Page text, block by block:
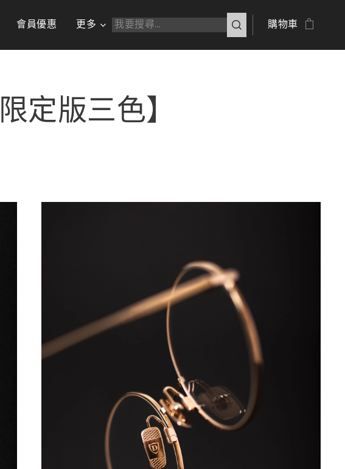
會員優惠 更多 購物車
定版三色】